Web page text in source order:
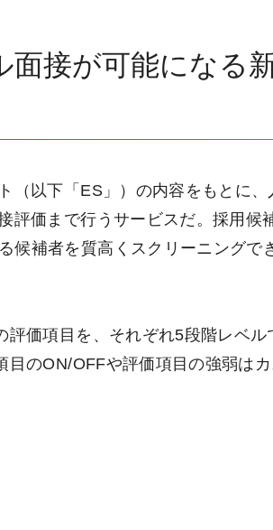
面接が可能になる
（以下「ES」）の内容をもとに、
評価まで行うサービスだ。採用候
候補者を質高くスクリーニングで
価項目を、それぞれ5段階レベル
目のON/OFFや評価項目の強弱はカ